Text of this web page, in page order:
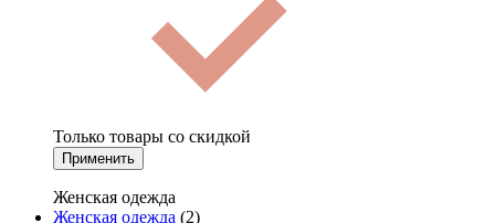
Только товары со скидкой
Применить
Женская одежда
Женская одежда (2)